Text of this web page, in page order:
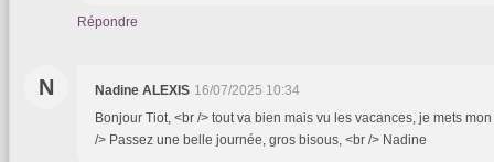
Répondre
N Nadine ALEXIS 16/07/2025 10:34
Bonjour Tiot, <br /> tout va bien mais vu les vacances, je mets
/> Passez une belle journée, gros bisous, <br /> Nadine